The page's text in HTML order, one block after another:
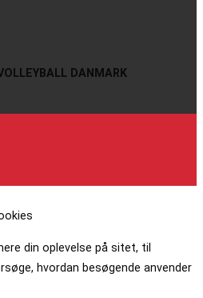
DANMARK
din oplevelse på sitet, til
hvordan besøgende anvender